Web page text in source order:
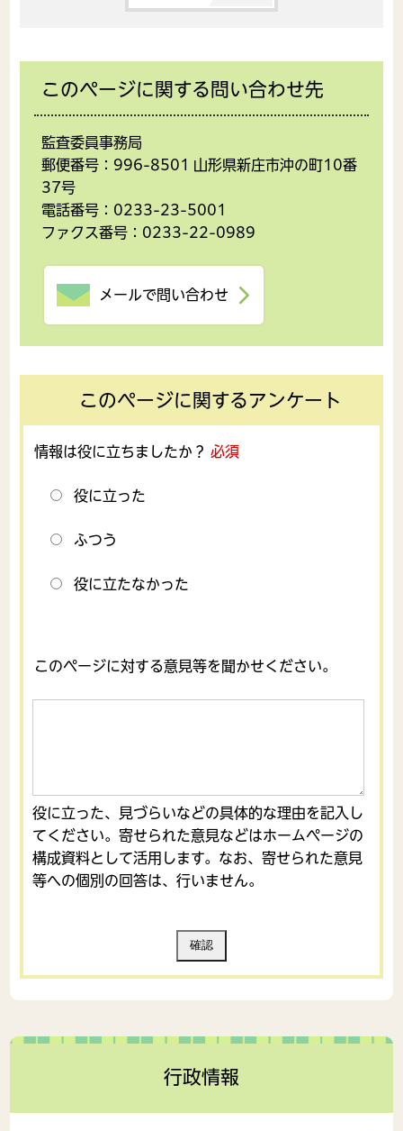
このページに関する問い合わせ先
監査委員事務局
郵便番号：996-8501 山形県新庄市沖の町10番
37号
電話番号：0233-23-5001
ファクス番号：0233-22-0989
メールで問い合わせ
このページに関するアンケート
情報は役に立ちましたか？ 必須
役に立った
ふつう
役に立たなかった
このページに対する意見等を聞かせください。
役に立った、見づらいなどの具体的な理由を記入し
てください。寄せられた意見などはホームページの
構成資料として活用します。なお、寄せられた意見
等への個別の回答は、行いません。
行政情報